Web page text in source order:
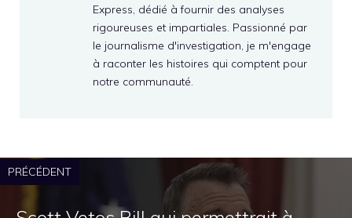
Express, dédié à fournir des analyses
rigoureuses et impartiales. Passionné par
le journalisme d'investigation, je m'engage
à raconter les histoires qui comptent pour
notre communauté.
PRÉCÉDENT